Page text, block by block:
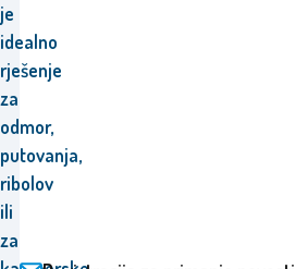
je
idealno
rješenje
za
odmor,
putovanja,
ribolov
ili
za